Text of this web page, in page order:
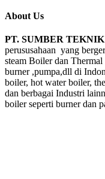
About Us
PT. SUMBER
perususahaan yang
steam Boiler dan
burner ,pumpa,dll di
boiler, hot water boiler,
dan berbagai Industri
boiler seperti burner dan